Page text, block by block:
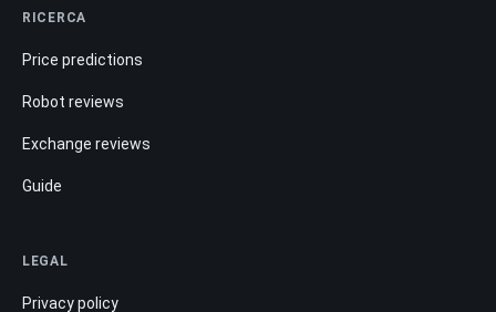
RICERCA
Price predictions
Robot reviews
Exchange reviews
Guide
LEGAL
Privacy policy